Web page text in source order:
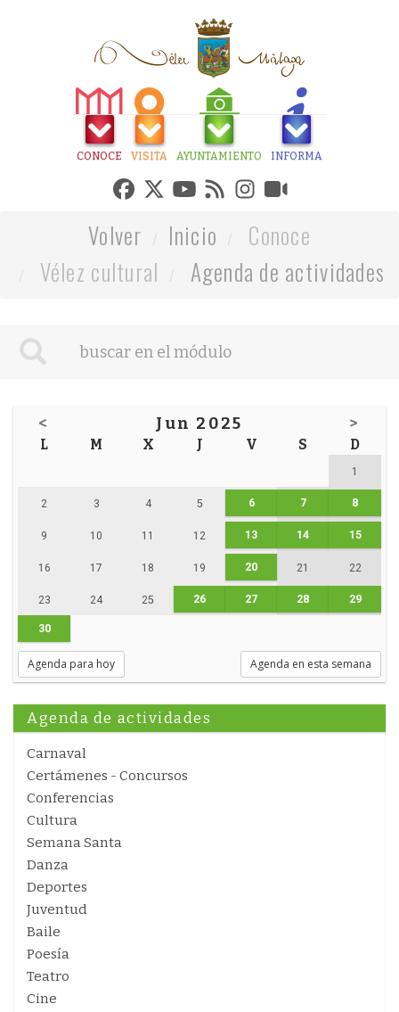
CONOCE VISITA AYUNTAMIENTO INFORMA
Volver Inicio
Conoce
Vélez cultural
Agenda de actividades
< Jun 2025 >
L M X J V S D
1
2 3 4 5 6 7 8
9 10 11 12 13 14 15
16 17 18 19 20 21 22
23 24 25 26 27 28 29
30
Agenda para hoy Agenda en esta semana
Agenda de actividades
Carnaval
Certámenes - Concursos
Conferencias
Cultura
Semana Santa
Danza
Deportes
Juventud
Baile
Poesía
Teatro
Cine